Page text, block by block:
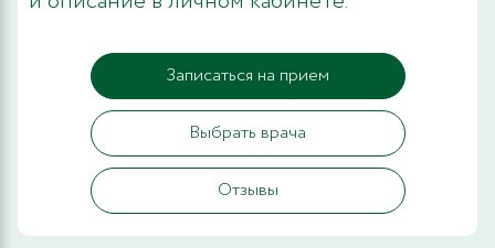
Записаться на прием
Выбрать врача
Отзывы